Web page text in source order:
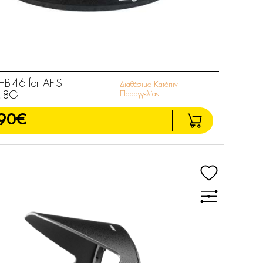
46 for AF-S
Διαθέσιμο Κατόπιν
Παραγγελίας